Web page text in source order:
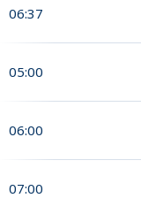
06:37
05:00
06:00
07:00